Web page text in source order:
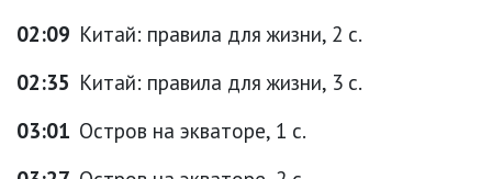
02:09 Китай: правила для жизни, 2 с.
02:35 Китай: правила для жизни, 3 с.
03:01 Остров на экваторе, 1 с.